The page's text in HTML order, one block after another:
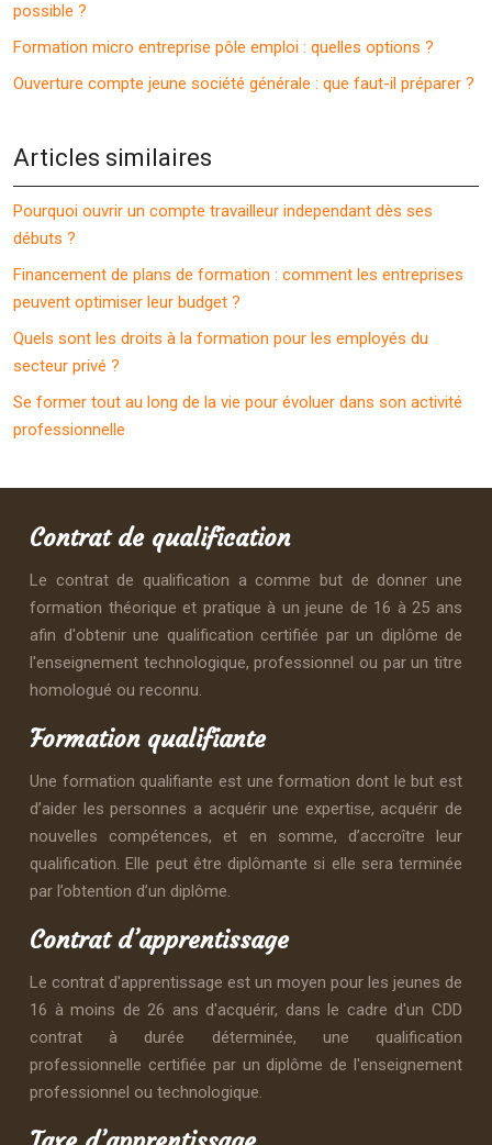
possible ?
Formation micro entreprise pôle emploi : quelles options ?
Ouverture compte jeune société générale : que faut-il préparer ?
Articles similaires
Pourquoi ouvrir un compte travailleur independant dès ses
débuts ?
Financement de plans de formation : comment les entreprises
peuvent optimiser leur budget ?
Quels sont les droits à la formation pour les employés du
secteur privé ?
Se former tout au long de la vie pour évoluer dans son activité
professionnelle
Contrat de qualification
Le contrat de qualification a comme but de donner une
formation théorique et pratique à un jeune de 16 à 25 ans
afin d'obtenir une qualification certifiée par un diplôme de
l'enseignement technologique, professionnel ou par un titre
homologué ou reconnu.
Formation qualifiante
Une formation qualifiante est une formation dont le but est
d’aider les personnes a acquérir une expertise, acquérir de
nouvelles compétences, et en somme, d’accroître leur
qualification. Elle peut être diplômante si elle sera terminée
par l’obtention d’un diplôme.
Contrat d’apprentissage
Le contrat d'apprentissage est un moyen pour les jeunes de
16 à moins de 26 ans d'acquérir, dans le cadre d'un CDD
contrat à durée déterminée, une qualification
professionnelle certifiée par un diplôme de l'enseignement
professionnel ou technologique.